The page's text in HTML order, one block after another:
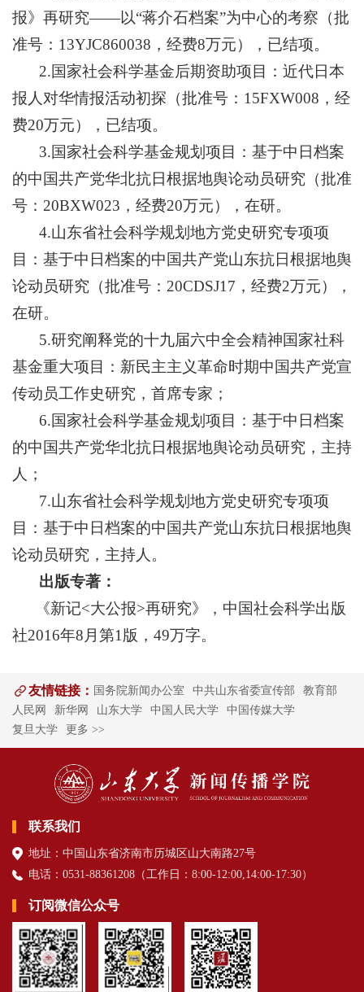
报》再研究——以“蒋介石档案”为中心的考察（批
准号：13YJC860038，经费8万元），已结项。
2.国家社会科学基金后期资助项目：近代日本
报人对华情报活动初探（批准号：15FXW008，经
费20万元），已结项。
3.国家社会科学基金规划项目：基于中日档案
的中国共产党华北抗日根据地舆论动员研究（批准
号：20BXW023，经费20万元），在研。
4.山东省社会科学规划地方党史研究专项项
目：基于中日档案的中国共产党山东抗日根据地舆
论动员研究（批准号：20CDSJ17，经费2万元），
在研。
5.研究阐释党的十九届六中全会精神国家社科
基金重大项目：新民主主义革命时期中国共产党宣
传动员工作史研究，首席专家；
6.国家社会科学基金规划项目：基于中日档案
的中国共产党华北抗日根据地舆论动员研究，主持
人；
7.山东省社会科学规划地方党史研究专项项
目：基于中日档案的中国共产党山东抗日根据地舆
论动员研究，主持人。
出版专著：
《新记<大公报>再研究》，中国社会科学出版
社2016年8月第1版，49万字。
友情链接： 国务院新闻办公室 中共山东省委宣传部
教育部
人民网
新华网 山东大学 中国人民大学
中国传媒大学
复旦大学
更多 >>
联系我们
地址：中国山东省济南市历城区山大南路27号
电话：0531-88361208（ 工作日 ：8:00-12:00,14:00-17:30）
订阅微信公众号